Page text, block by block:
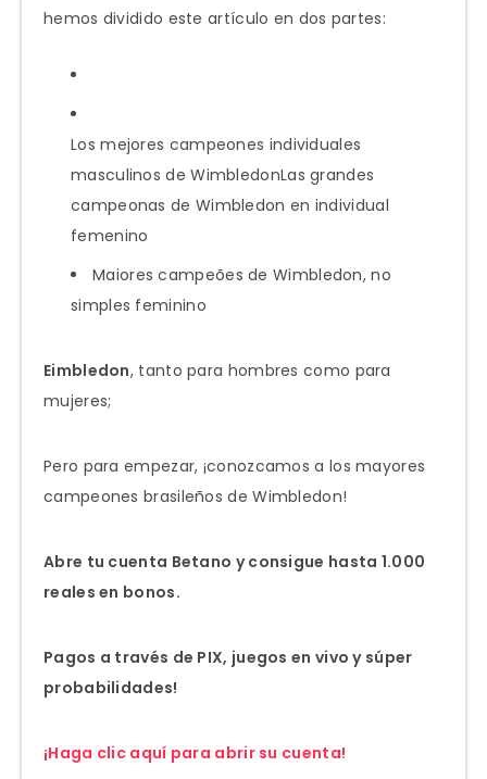
hemos dividido este artículo en dos partes:
Los mejores campeones individuales
masculinos de WimbledonLas grandes
campeonas de Wimbledon en individual
femenino
Maiores campeões de Wimbledon, no
simples feminino
Eimbledon, tanto para hombres como para
mujeres;
Pero para empezar, ¡conozcamos a los mayores
campeones brasileños de Wimbledon!
Abre tu cuenta Betano y consigue hasta 1.000
reales en bonos.
Pagos a través de PIX, juegos en vivo y súper
probabilidades!
¡Haga clic aquí para abrir su cuenta!